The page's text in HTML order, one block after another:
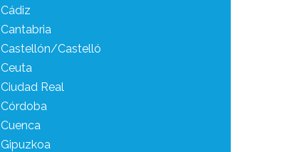
Cádiz
Cantabria
Castellón/Castelló
Ceuta
Ciudad Real
Córdoba
Cuenca
Gipuzkoa